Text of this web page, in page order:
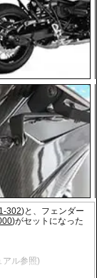
302)と、フェンダー
)がセットになった
アル参照)